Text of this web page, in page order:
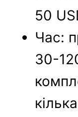
50
Час:
30-